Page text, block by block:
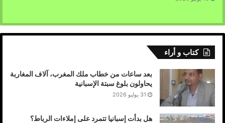
كتاب و أراء
بعد ساعات من خطاب ملك المغرب، آلاف المغاربة
يحاولون بلوغ سبتة الإسبانية
31 يوليو 2026
هل بدأت إسبانيا تتمرد على إملاءات الرباط؟